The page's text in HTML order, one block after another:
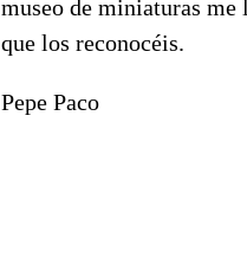
museo de miniaturas me
que los reconocéis.
Pepe Paco